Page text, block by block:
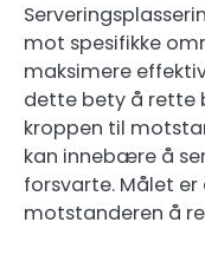
mot spesifikke
maksimere
dette bety å rette
kroppen til
kan innebære å
forsvarte. Målet
motstanderen å